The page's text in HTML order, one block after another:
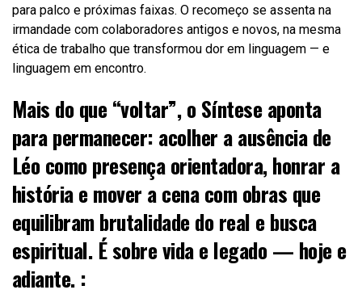
para palco e próximas faixas. O recomeço se assenta na
irmandade com colaboradores antigos e novos, na mesma
ética de trabalho que transformou dor em linguagem — e
linguagem em encontro.
Mais do que “voltar”, o Síntese aponta
parapermanecer: acolher a ausência de
Léo como presença orientadora, honrar a
história e mover a cena com obras que
equilibram brutalidade do real e busca
espiritual. É sobre vida e legado — hoje e
adiante. :